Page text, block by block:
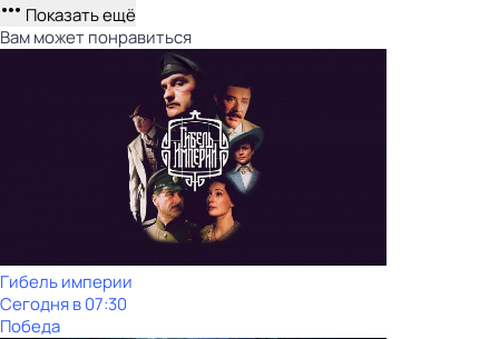
Показать ещё
Вам может понравиться
Гибель империи
Сегодня в 07:30
Победа